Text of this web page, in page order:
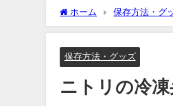
ホーム 保存方法・グ
保存方法・グッズ
ニトリの冷